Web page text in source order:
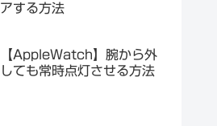
アする方法
【AppleWatch】腕から外
しても常時点灯させる方法